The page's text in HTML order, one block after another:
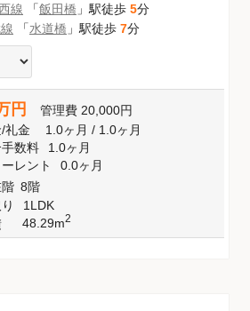
線 「飯田橋 」駅徒歩 5分
「水道橋 」駅徒歩 7分
円 管理費 20,000円
/礼金 1.0ヶ月/ 1.0ヶ月
数料
1.0ヶ月
レント
0.0ヶ月
8階
1LDK
48.29m2